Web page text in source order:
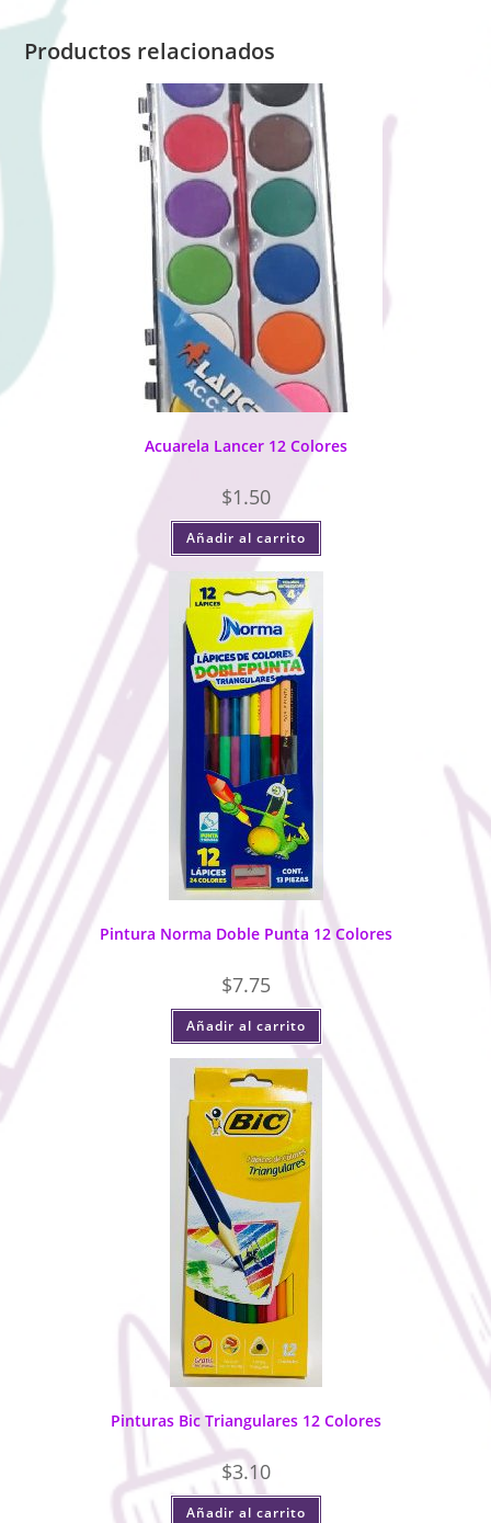
Productos relacionados
Acuarela Lancer 12 Colores
$1.50
Añadir al carrito
Pintura Norma Doble Punta 12 Colores
$7.75
Añadir al carrito
Pinturas Bic Triangulares 12 Colores
$3.10
Añadir al carrito